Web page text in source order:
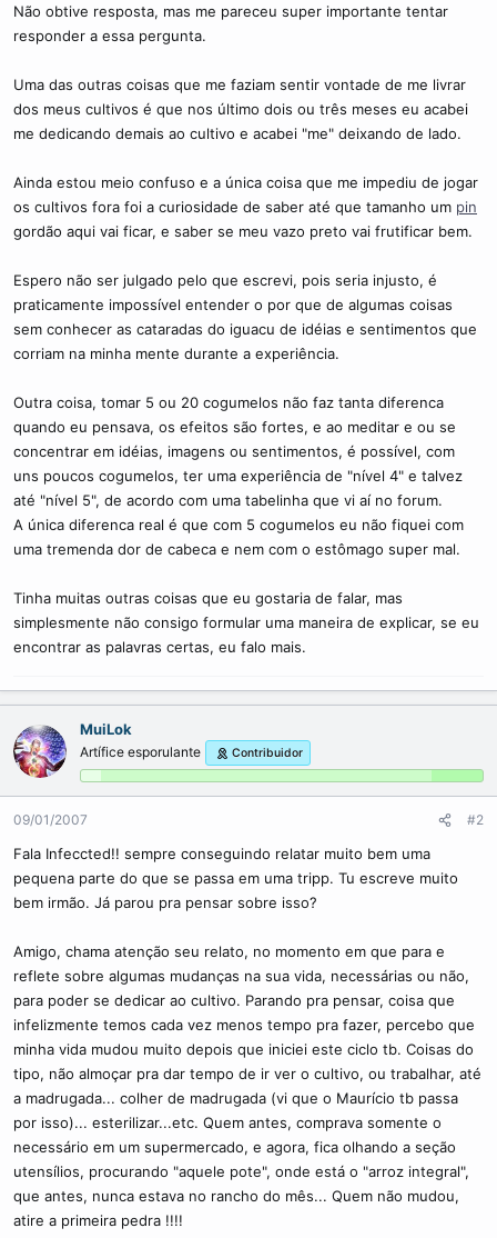
Não obtive resposta, mas me pareceu super importante tentar
responder a essa pergunta.
Uma das outras coisas que me faziam sentir vontade de me livrar
dos meus cultivos é que nos último dois ou três meses eu acabei
me dedicando demais ao cultivo e acabei "me" deixando de lado.
Ainda estou meio confuso e a única coisa que me impediu de jogar
os cultivos fora foi a curiosidade de saber até que tamanho um pin
gordão aqui vai ficar, e saber se meu vazo preto vai frutificar bem.
Espero não ser julgado pelo que escrevi, pois seria injusto, é
praticamente impossível entender o por que de algumas coisas
sem conhecer as cataradas do iguacu de idéias e sentimentos que
corriam na minha mente durante a experiência.
Outra coisa, tomar 5 ou 20 cogumelos não faz tanta diferenca
quando eu pensava, os efeitos são fortes, e ao meditar e ou se
concentrar em idéias, imagens ou sentimentos, é possível, com
uns poucos cogumelos, ter uma experiência de "nível 4" e talvez
até "nível 5", de acordo com uma tabelinha que vi aí no forum.
A única diferenca real é que com 5 cogumelos eu não fiquei com
uma tremenda dor de cabeca e nem com o estômago super mal.
Tinha muitas outras coisas que eu gostaria de falar, mas
simplesmente não consigo formular uma maneira de explicar, se eu
encontrar as palavras certas, eu falo mais.
MuiLok
Artífice esporulante Contribuidor
09/01/2007 #2
Fala Infeccted!! sempre conseguindo relatar muito bem uma
pequena parte do que se passa em uma tripp. Tu escreve muito
bem irmão. Já parou pra pensar sobre isso?
Amigo, chama atenção seu relato, no momento em que para e
reflete sobre algumas mudanças na sua vida, necessárias ou não,
para poder se dedicar ao cultivo. Parando pra pensar, coisa que
infelizmente temos cada vez menos tempo pra fazer, percebo que
minha vida mudou muito depois que iniciei este ciclo tb. Coisas do
tipo, não almoçar pra dar tempo de ir ver o cultivo, ou trabalhar, até
a madrugada... colher de madrugada (vi que o Maurício tb passa
por isso)... esterilizar...etc. Quem antes, comprava somente o
necessário em um supermercado, e agora, fica olhando a seção
utensílios, procurando "aquele pote", onde está o "arroz integral",
que antes, nunca estava no rancho do mês... Quem não mudou,
atire a primeira pedra !!!!